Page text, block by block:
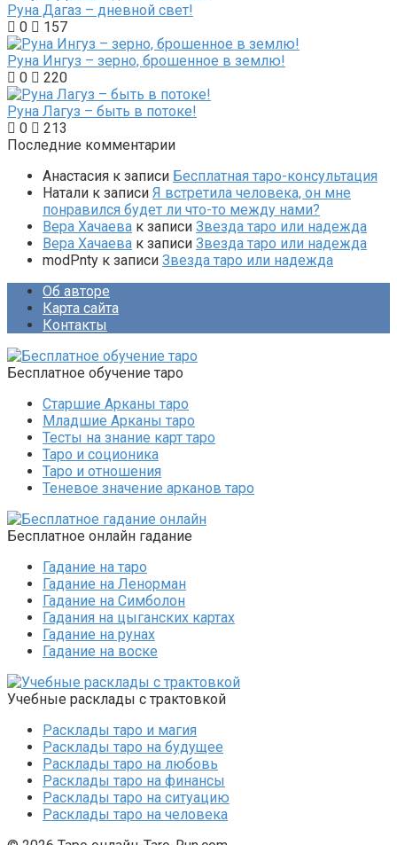
Руна Дагаз – дневной свет!
0
157
Руна Ингуз – зерно, брошенное в землю!
0
220
Руна Лагуз – быть в потоке!
0
213
Последние комментарии
Анастасия к записи Бесплатная таро-консультация
Натали к записи Я встретила человека, он мне
понравился будет ли что-то между нами?
Вера Хачаева к записи Звезда таро или надежда
Вера Хачаева к записи Звезда таро или надежда
modPnty к записи Звезда таро или надежда
Об авторе
Карта сайта
Контакты
Бесплатное обучение таро
Старшие Арканы таро
Младшие Арканы таро
Тесты на знание карт таро
Таро и соционика
Таро и отношения
Теневое значение арканов таро
Бесплатное онлайн гадание
Гадание на таро
Гадание на Ленорман
Гадание на Симболон
Гадания на цыганских картах
Гадание на рунах
Гадание на воске
Учебные расклады с трактовкой
Расклады таро и магия
Расклады таро на будущее
Расклады таро на любовь
Расклады таро на финансы
Расклады таро на ситуацию
Расклады таро на человека